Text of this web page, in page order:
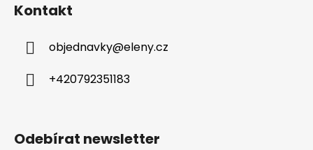
Kontakt
objednavky@eleny.cz
+420792351183
Odebírat newsletter